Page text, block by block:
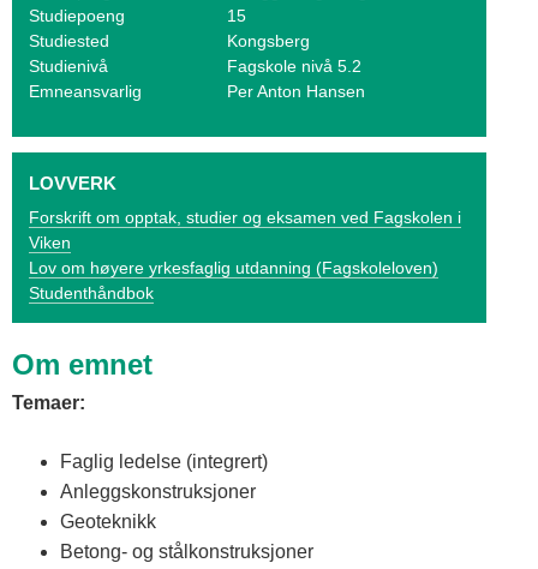
l
o
g
V
i
k
e
n
Studiepoeng
15
Studiested
Kongsberg
Studienivå
Fagskole nivå 5.2
Emneansvarlig
Per Anton Hansen
LOVVERK
Forskrift om opptak, studier og eksamen ved Fagskolen i
Viken
Lov om høyere yrkesfaglig utdanning (Fagskoleloven)
Studenthåndbok
Om emnet
Temaer:
Faglig ledelse (integrert)
Anleggskonstruksjoner
Geoteknikk
Betong- og stålkonstruksjoner